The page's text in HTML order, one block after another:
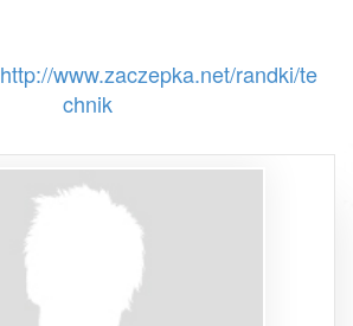
http://www.zaczepka.net/randki/te
chnik